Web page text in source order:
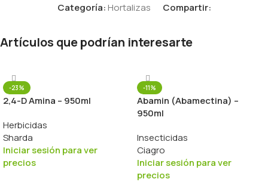
Categoría:Hortalizas Compartir:
Artículos que podrían interesarte
-23%
2,4-D Amina – 950ml
Herbicidas
Sharda
Iniciar sesión para ver
precios
-11%
Abamin (Abamectina) –
950ml
Insecticidas
Ciagro
Iniciar sesión para ver
precios